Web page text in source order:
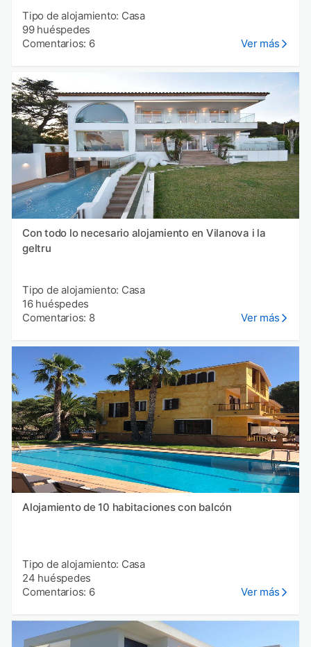
Tipo de alojamiento: Casa
99 huéspedes
Comentarios: 6
Ver más
Con todo lo necesario alojamiento en Vilanova i la
geltru
Tipo de alojamiento: Casa
16 huéspedes
Comentarios: 8
Ver más
Alojamiento de 10 habitaciones con balcón
Tipo de alojamiento: Casa
24 huéspedes
Comentarios: 6
Ver más